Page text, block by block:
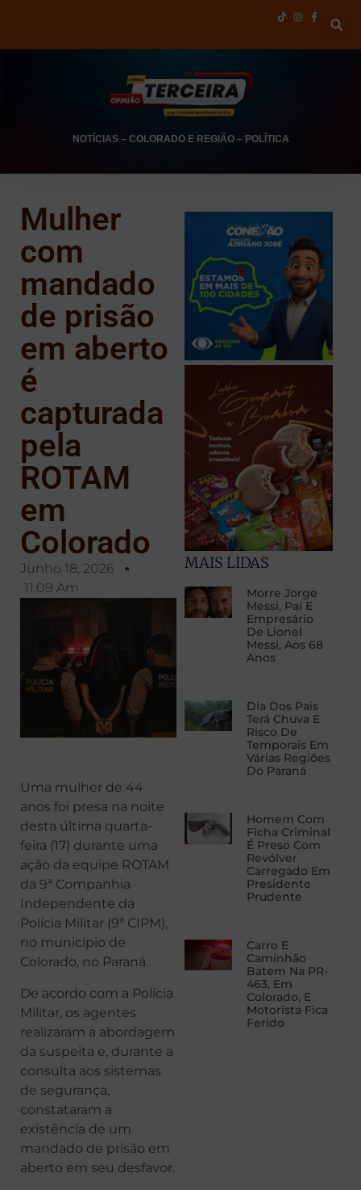
NOTÍCIAS– COLORADO E REGIÃO– POLÍTICA
Mulher
com
mandado
de prisão
em aberto
é
capturada
pela
ROTAM
em
Colorado
Junho 18, 2026
11:09 Am
Uma mulher de 44
anos foi presa na noite
desta última quarta-
feira (17) durante uma
ação da equipe ROTAM
da 9ª Companhia
Independente da
Polícia Militar (9ª CIPM),
no município de
Colorado, no Paraná.
De acordo com a Polícia
Militar, os agentes
realizaram a abordagem
da suspeita e, durante a
consulta aos sistemas
de segurança,
constataram a
existência de um
mandado de prisão em
aberto em seu desfavor.
MAIS LIDAS
Morre Jorge
Messi, Pai E
Empresário
De Lionel
Messi, Aos 68
Anos
Dia Dos Pais
Terá Chuva E
Risco De
Temporais Em
Várias Regiões
Do Paraná
Homem Com
Ficha Criminal
É Preso Com
Revólver
Carregado Em
Presidente
Prudente
Carro E
Caminhão
Batem Na PR-
463, Em
Colorado, E
Motorista Fica
Ferido